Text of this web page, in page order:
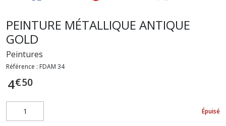
PEINTURE MÉTALLIQUE ANTIQUE
GOLD
Peintures
Référence : FDAM 34
4€50
Épuisé